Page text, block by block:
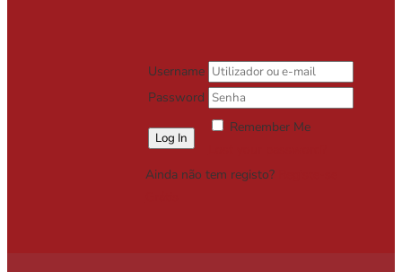
Username
Password
Remember Me
Ainda não tem registo?